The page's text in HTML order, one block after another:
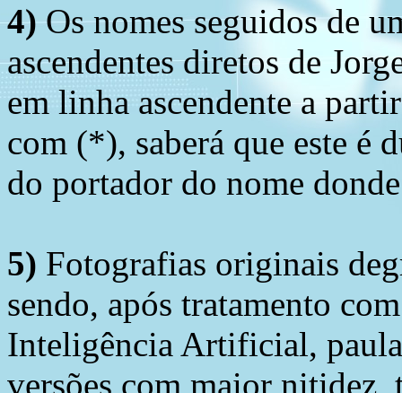
4)Os nomes seguidos de
ascendentes diretos de
em linha ascendente a
com (*), saberá que este é
do portador do nome
5) Fotografias originais
sendo, após tratamento
Inteligência Artificial,
versões com maior nitidez,